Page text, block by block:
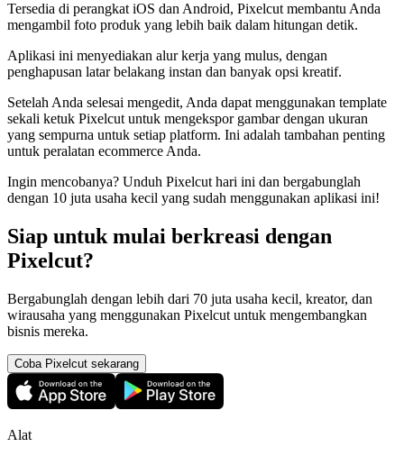
Tersedia di perangkat iOS dan Android, Pixelcut membantu Anda
mengambil foto produk yang lebih baik dalam hitungan detik.
Aplikasi ini menyediakan alur kerja yang mulus, dengan
penghapusan latar belakang instan dan banyak opsi kreatif.
Setelah Anda selesai mengedit, Anda dapat menggunakan template
sekali ketuk Pixelcut untuk mengekspor gambar dengan ukuran
yang sempurna untuk setiap platform. Ini adalah tambahan penting
untuk peralatan ecommerce Anda.
Ingin mencobanya? Unduh Pixelcut hari ini dan bergabunglah
dengan 10 juta usaha kecil yang sudah menggunakan aplikasi ini!
Siap untuk mulai berkreasi dengan
Pixelcut?
Bergabunglah dengan lebih dari 70 juta usaha kecil, kreator, dan
wirausaha yang menggunakan Pixelcut untuk mengembangkan
bisnis mereka.
Coba Pixelcut sekarang
Alat